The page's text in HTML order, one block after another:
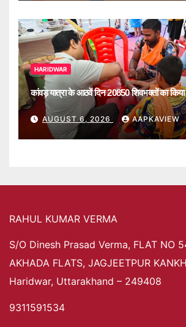
HARIDWAR
कांवड़ यात्रा के आठवें दिन 20850 शिवभक्तों का
AUGUST 6, 2026 AAPKAVIEW
RAHUL KUMAR VERMA
S/O Dinesh Prasad Verma, FLAT NO
AKHADA FLATS, JAGJEETPUR
Haridwar, Uttarakhand – 249408
9311591534